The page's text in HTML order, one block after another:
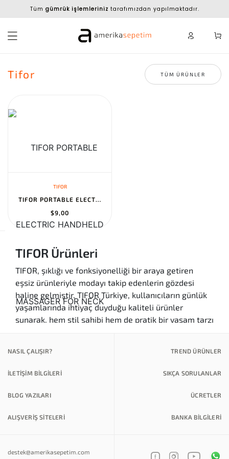
Tüm gümrük işlemleriniz tarafımızdan yapılmaktadır.
Tifor TÜM ÜRÜNLER
TIFOR
TIFOR PORTABLE ELECTRIC HANDHELD MASSAGER FOR NECK AND BACK - REC...
$9,00
TIFOR Ürünleri
TIFOR, şıklığı ve fonksiyonelliği bir araya getiren
eşsiz ürünleriyle modayı takip edenlerin gözdesi
haline gelmiştir. TIFOR Türkiye, kullanıcıların günlük
yaşamlarında ihtiyaç duyduğu kaliteli ürünler
sunarak, hem stil sahibi hem de pratik bir yaşam tarzı
kullanıcıya hitap ederken, kaliteli materyalleri
sayesinde uzun ömürlü bir kullanım vaadi sunar.
materyaller kullanarak ürettiği ürünlerle
geçerek, beklentilerinizi karşılamak için
NASIL ÇALIŞIR? TREND ÜRÜNLER
İLETİŞİM BİLGİLERİ SIKÇA SORULANLAR
BLOG YAZILARI ÜCRETLER
ALIŞVERİŞ SİTELERİ BANKA BILGILERI
destek@amerikasepetim.com